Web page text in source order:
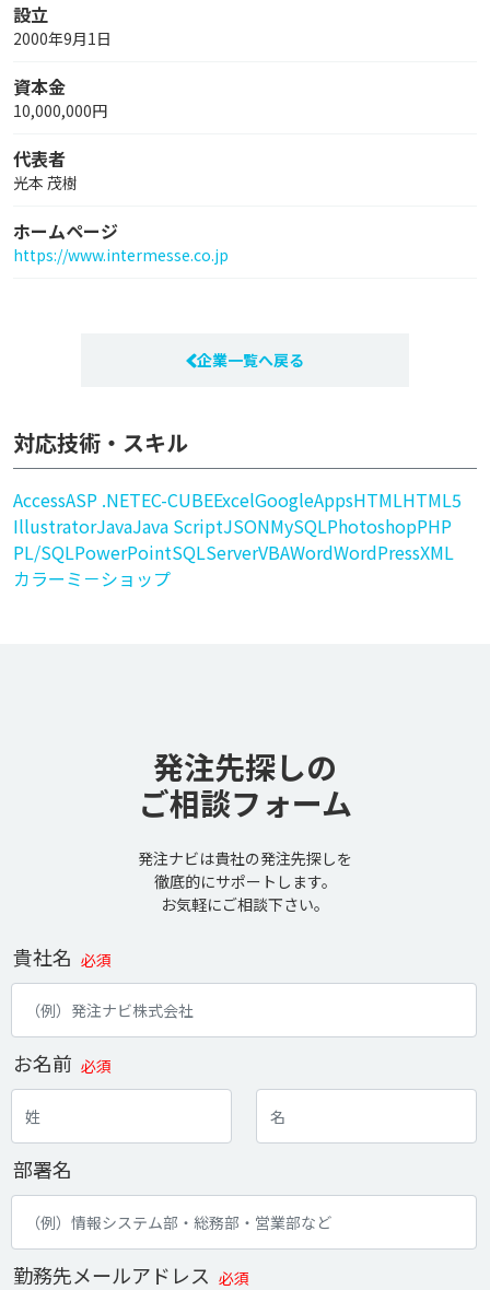
設立
2000年9月1日
資本金
10,000,000円
代表者
光本 茂樹
ホームページ
https://www.intermesse.co.jp
企業一覧へ戻る
対応技術・スキル
AccessASP .NETEC-CUBEExcelGoogleAppsHTMLHTML5
IllustratorJavaJava ScriptJSONMySQLPhotoshopPHP
PL/SQLPowerPointSQLServerVBAWordWordPressXML
カラーミ－ショップ
発注先探しの
ご相談フォーム
発注ナビは貴社の発注先探しを
徹底的にサポートします。
お気軽にご相談下さい。
貴社名 必須
お名前 必須
部署名
勤務先メールアドレス 必須